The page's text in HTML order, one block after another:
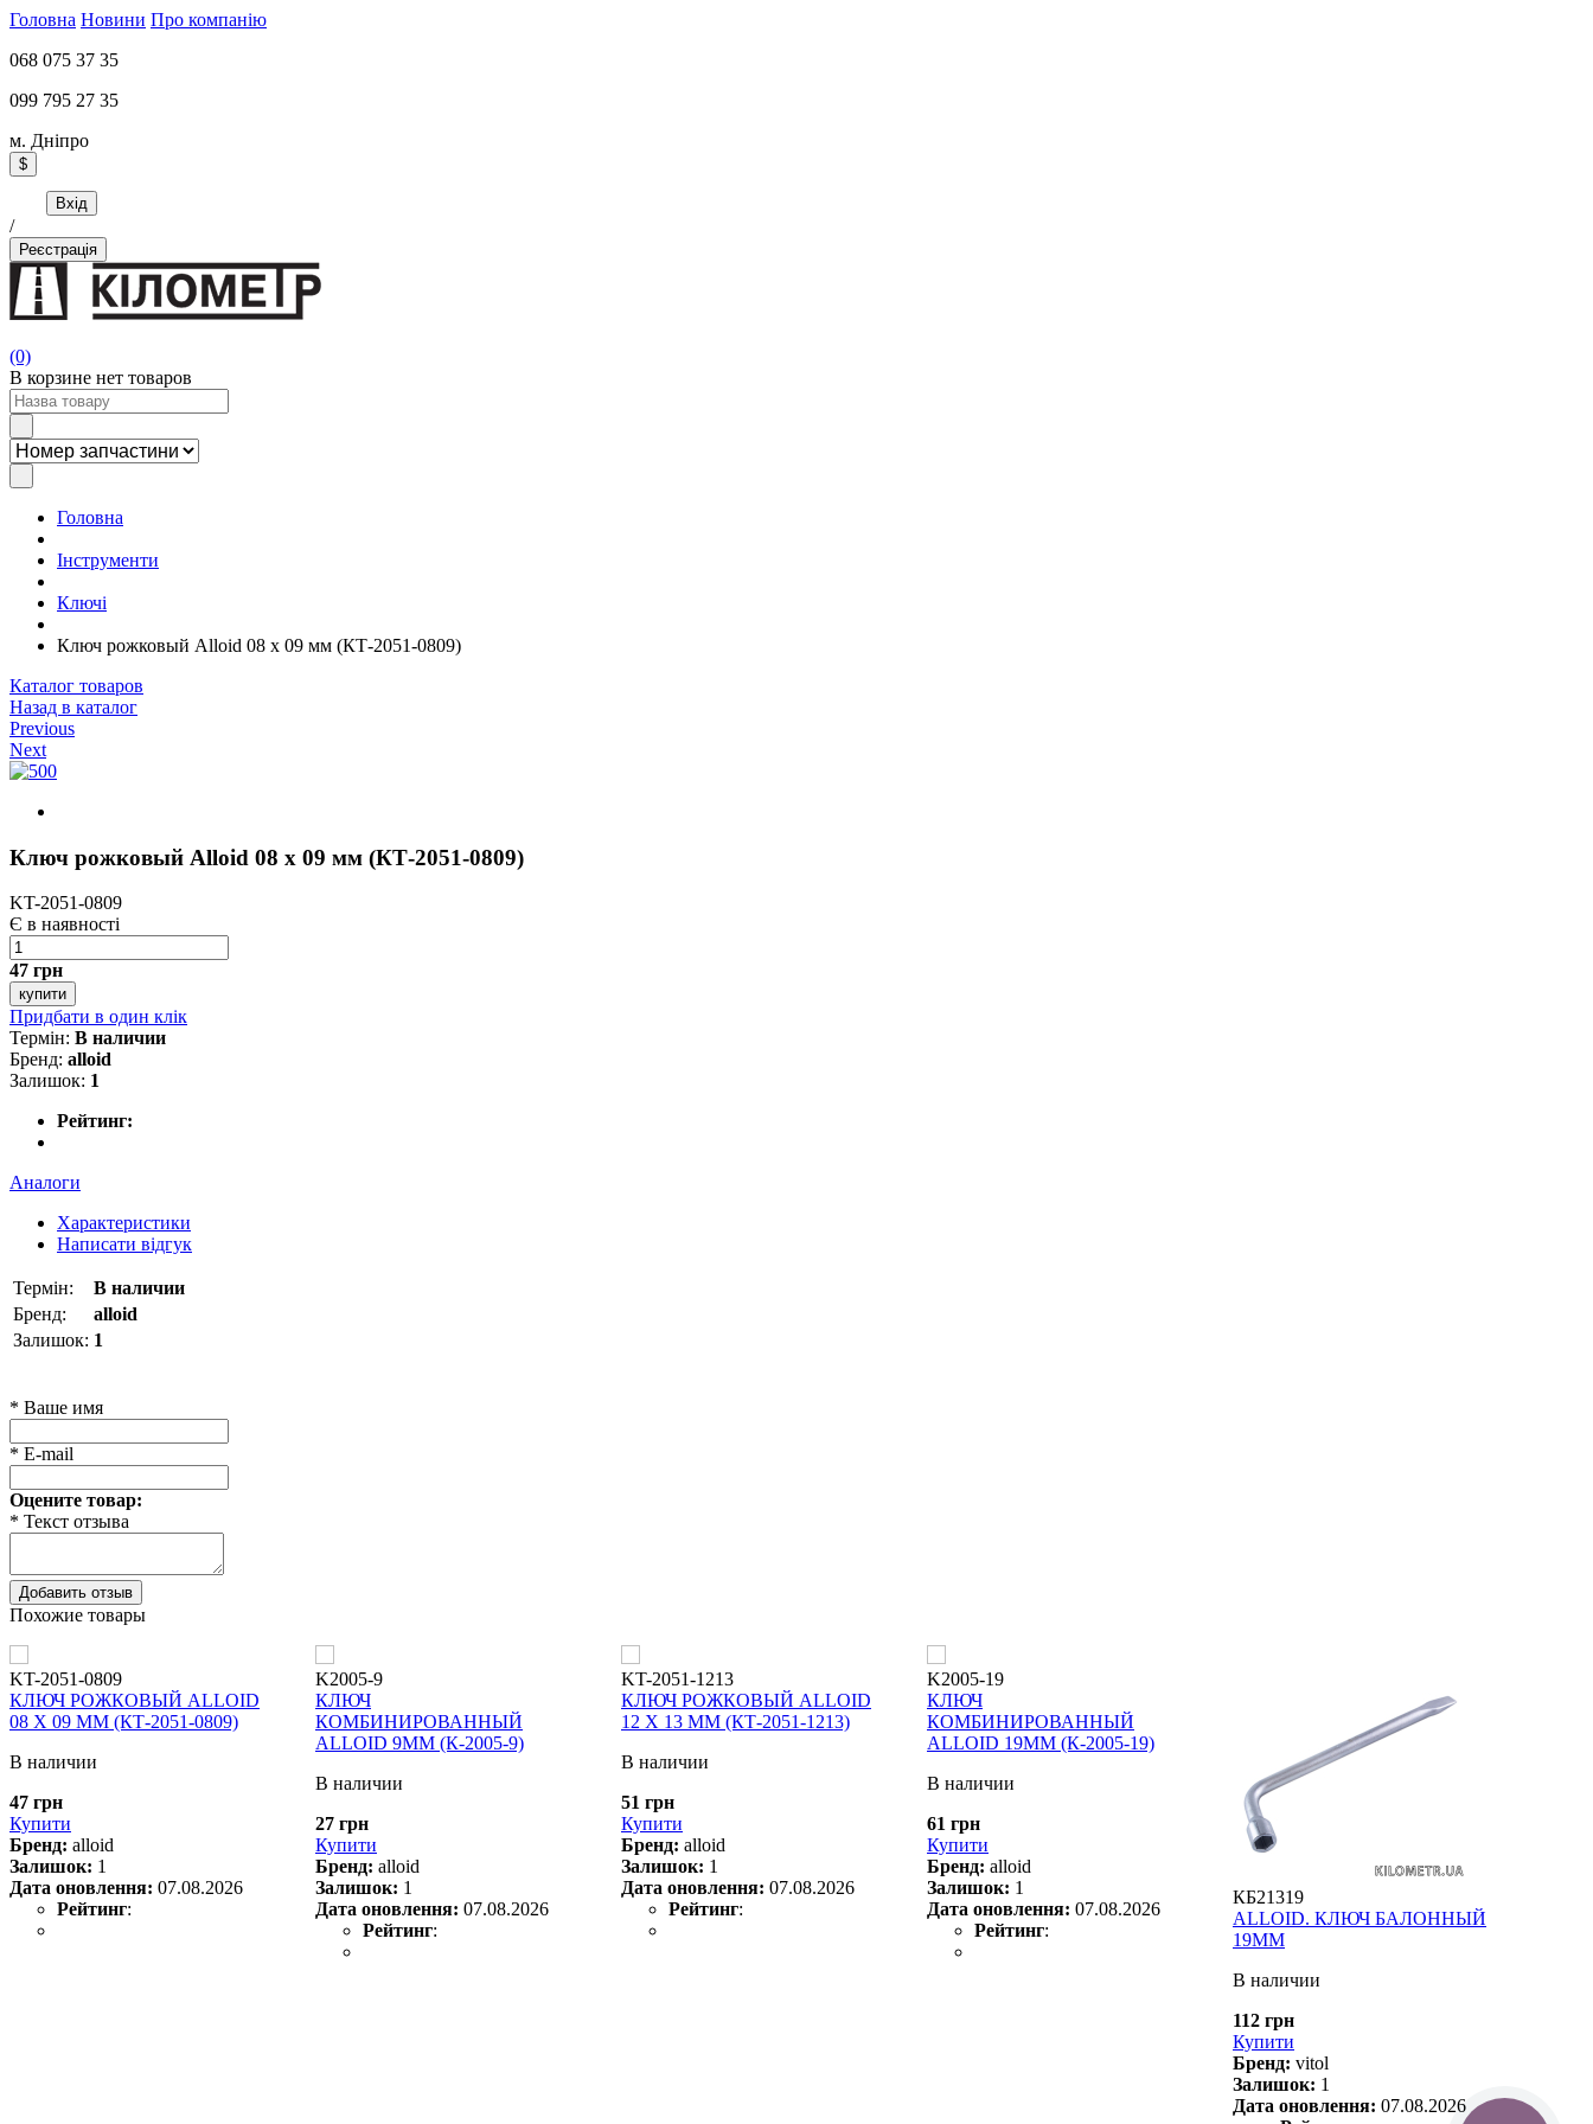
Головна Новини Про компанію
068 075 37 35
099 795 27 35
м. Дніпро
$
Вхід
/
Реєстрація
(0)
В корзине нет товаров
Головна
Інструменти
Ключі
Ключ рожковый Alloid 08 х 09 мм (КТ-2051-0809)
Каталог товаров
Назад в каталог
Previous
Next
Ключ рожковый Alloid 08 х 09 мм (КТ-2051-0809)
KT-2051-0809
Є в наявності
47 грн
купити
Придбати в один клік
Термін: В наличии
Бренд: alloid
Залишок: 1
Рейтинг:
Аналоги
Характеристики
Написати відгук
Термін:
В наличии
Бренд:
alloid
Залишок: 1
* Ваше имя
* E-mail
Оцените товар:
* Текст отзыва
Добавить отзыв
Похожие товары
KT-2051-0809
КЛЮЧ РОЖКОВЫЙ ALLOID
08 Х 09 ММ (КТ-2051-0809)
В наличии
47 грн
Купити
Бренд: alloid
Залишок: 1
Дата оновлення: 07.08.2026
Рейтинг:
K2005-9
КЛЮЧ
КОМБИНИРОВАННЫЙ
ALLOID 9ММ (К-2005-9)
В наличии
27 грн
Купити
Бренд: alloid
Залишок: 1
Дата оновлення: 07.08.2026
Рейтинг:
KT-2051-1213
КЛЮЧ РОЖКОВЫЙ ALLOID
12 Х 13 ММ (КТ-2051-1213)
В наличии
51 грн
Купити
Бренд: alloid
Залишок: 1
Дата оновлення: 07.08.2026
Рейтинг:
K2005-19
КЛЮЧ
КОМБИНИРОВАННЫЙ
ALLOID 19ММ (К-2005-19)
В наличии
61 грн
Купити
Бренд: alloid
Залишок: 1
Дата оновлення: 07.08.2026
Рейтинг:
КБ21319
ALLOID. КЛЮЧ БАЛОННЫЙ
19ММ
В наличии
112 грн
Купити
Бренд: vitol
Залишок: 1
Дата оновлення: 07.08.2026